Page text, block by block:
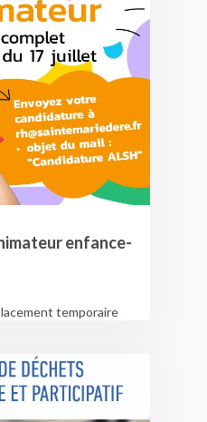
enfance-
temporaire
ou femme)
juillet.